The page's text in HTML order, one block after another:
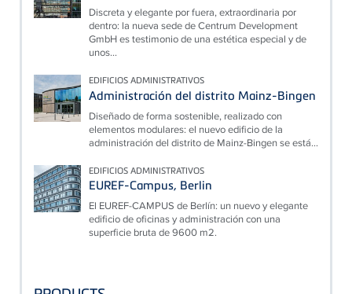
Discreta y elegante por fuera, extraordinaria por
dentro: la nueva sede de Centrum Development
GmbH es testimonio de una estética especial y de
unos...
EDIFICIOS ADMINISTRATIVOS
Administración del distrito Mainz-Bingen
Diseñado de forma sostenible, realizado con
elementos modulares: el nuevo edificio de la
administración del distrito de Mainz-Bingen se está...
EDIFICIOS ADMINISTRATIVOS
EUREF-Campus, Berlin
El EUREF-CAMPUS de Berlín: un nuevo y elegante
edificio de oficinas y administración con una
superficie bruta de 9600 m2.